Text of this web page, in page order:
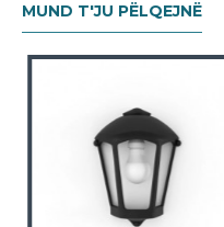
MUND T'JU PËLQEJNË